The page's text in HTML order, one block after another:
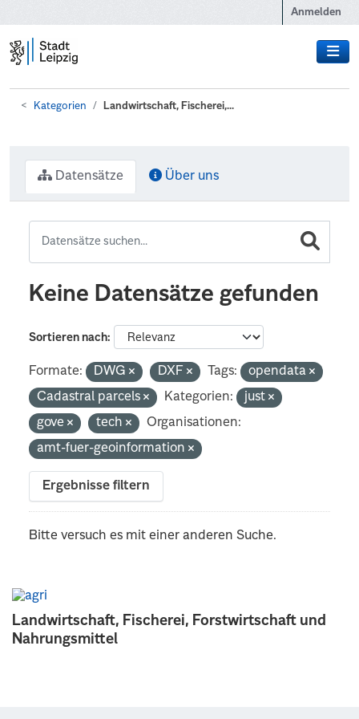
Anmelden
Kategorien Landwirtschaft, Fischerei,...
Landwirtschaft, Fischerei, Forstwirtschaft und
Nahrungsmittel
Datensätze Über uns
Keine Datensätze gefunden
Sortieren nach
Formate: DWG DXF Tags:
opendata
Cadastral parcels
Kategorien:
just
gove
tech
Organisationen:
amt-fuer-geoinformation
Ergebnisse filtern
Bitte versuch es mit einer anderen Suche.